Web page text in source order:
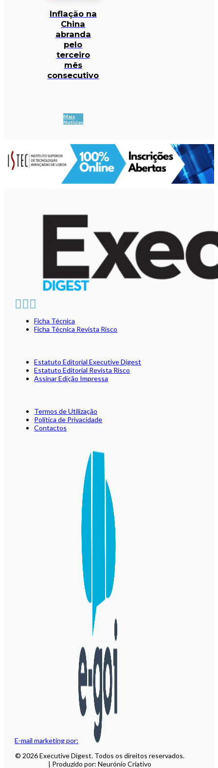
Inflação na
China
abranda
pelo
terceiro
mês
consecutivo
Mais
Notícias
E-mail marketing por:
Ficha Técnica
Ficha Técnica Revista Risco
Estatuto Editorial Executive Digest
Estatuto Editorial Revista Risco
Assinar Edição Impressa
Termos de Utilização
Política de Privacidade
Contactos
© 2026 Executive Digest. Todos os direitos reservados.
| Produzido por: Neurónio Criativo